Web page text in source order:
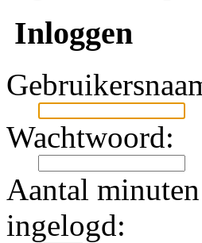
Inloggen
Wachtwoord:
Aantal
ingelogd: